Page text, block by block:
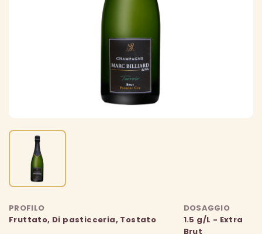
PROFILO
Fruttato, Di pasticceria, Tostato
DOSAGGIO
1.5 g/L - Extra
Brut